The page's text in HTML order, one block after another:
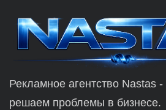
Рекламное агентство Nastas
решаем проблемы в бизнесе.